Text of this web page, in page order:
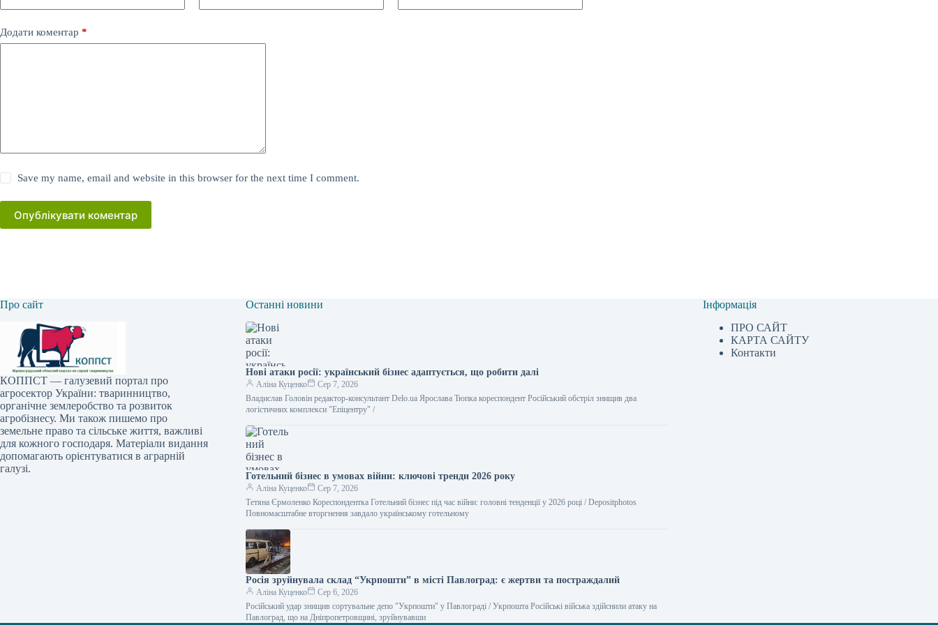
Додати коментар *
Save my name, email and website in this browser for the next time I comment.
Опублікувати коментар
Про сайт
КОППСТ — галузевий портал про
агросектор України: тваринництво,
органічне землеробство та розвиток
агробізнесу. Ми також пишемо про
земельне право та сільське життя, важливі
для кожного господаря. Матеріали видання
допомагають орієнтуватися в аграрній
галузі.
Останні новини
Нові атаки росії: український бізнес адаптується, що робити далі
Аліна Куценко
Сер 7, 2026
Владислав Головін редактор-консультант Delo.ua Ярослава Тюпка кореспондент Російський обстріл знищив два
логістичних комплекси "Епіцентру" /
Готельний бізнес в умовах війни: ключові тренди 2026 року
Аліна Куценко
Сер 7, 2026
Тетяна Єрмоленко Кореспондентка Готельний бізнес під час війни: головні тенденції у 2026 році / Depositphotos
Повномасштабне вторгнення завдало українському готельному
Росія зруйнувала склад “Укрпошти” в місті Павлоград: є жертви та постраждалий
Аліна Куценко
Сер 6, 2026
Російський удар знищив сортувальне депо "Укрпошти" у Павлограді / Укрпошта Російські війська здійснили атаку на
Павлоград, що на Дніпропетровщині, зруйнувавши
Інформація
ПРО САЙТ
КАРТА САЙТУ
Контакти